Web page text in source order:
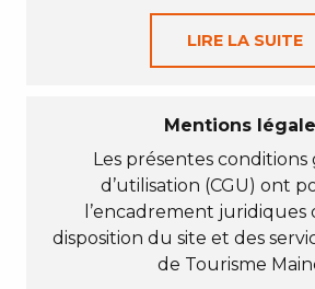
LIRE LA SUITE
Mentions
Les présentes conditions
d’utilisation (CGU) ont
l’encadrement juridiques
disposition du site et des
de Tourisme